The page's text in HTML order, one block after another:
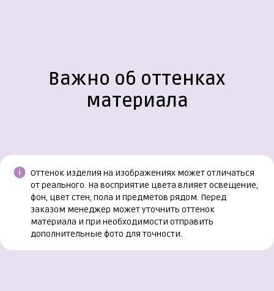
Важно об оттенках
материала
Оттенок изделия на изображениях может отличаться
от реального. На восприятие цвета влияет освещение,
фон, цвет стен, пола и предметов рядом. Перед
заказом менеджер может уточнить оттенок
материала и при необходимости отправить
дополнительные фото для точности.